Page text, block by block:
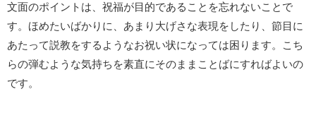
文面のポイントは、祝福が目的であることを忘れないことで
す。ほめたいばかりに、あまり大げさな表現をしたり、節目に
あたって説教をするようなお祝い状になっては困ります。こち
らの弾むような気持ちを素直にそのままことばにすればよいの
です。